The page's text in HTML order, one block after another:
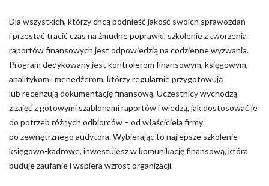
Dla wszystkich, którzy chcą podnieść jakość swoich sprawozdań
i przestać tracić czas na żmudne poprawki, szkolenie z tworzenia
raportów finansowych jest odpowiedzią na codzienne wyzwania.
Program dedykowany jest kontrolerom finansowym, księgowym,
analitykom i menedżerom, którzy regularnie przygotowują
lub recenzują dokumentację finansową. Uczestnicy wychodzą
z zajęć z gotowymi szablonami raportów i wiedzą, jak dostosować je
do potrzeb różnych odbiorców – od właściciela firmy
po zewnętrznego audytora. Wybierając to najlepsze szkolenie
księgowo-kadrowe, inwestujesz w komunikację finansową, która
buduje zaufanie i wspiera wzrost organizacji.